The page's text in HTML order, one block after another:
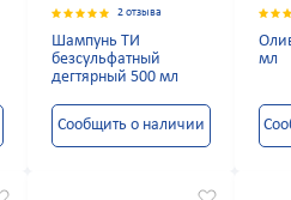
2 отзыва
Шампунь ТИ
безсульфатный
дегтярный 500 мл
Сообщить о наличии
мл